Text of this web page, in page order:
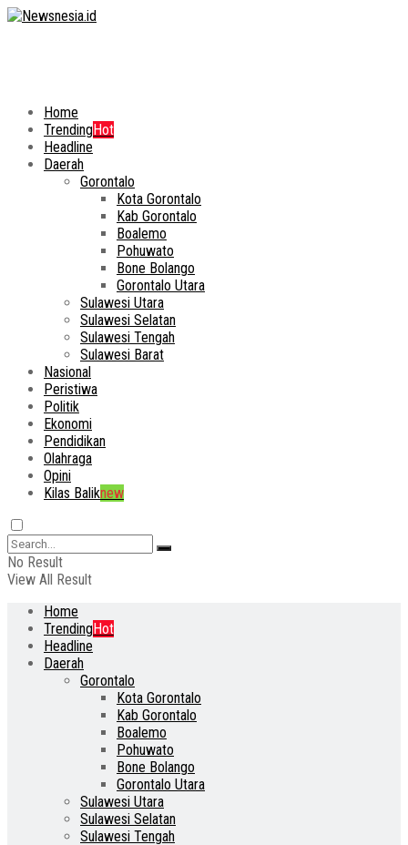
Home
TrendingHot
Headline
Daerah
Gorontalo
Kota Gorontalo
Kab Gorontalo
Boalemo
Pohuwato
Bone Bolango
Gorontalo Utara
Sulawesi Utara
Sulawesi Selatan
Sulawesi Tengah
Sulawesi Barat
Nasional
Peristiwa
Politik
Ekonomi
Pendidikan
Olahraga
Opini
Kilas Baliknew
No Result
View All Result
Home
TrendingHot
Headline
Daerah
Gorontalo
Kota Gorontalo
Kab Gorontalo
Boalemo
Pohuwato
Bone Bolango
Gorontalo Utara
Sulawesi Utara
Sulawesi Selatan
Sulawesi Tengah